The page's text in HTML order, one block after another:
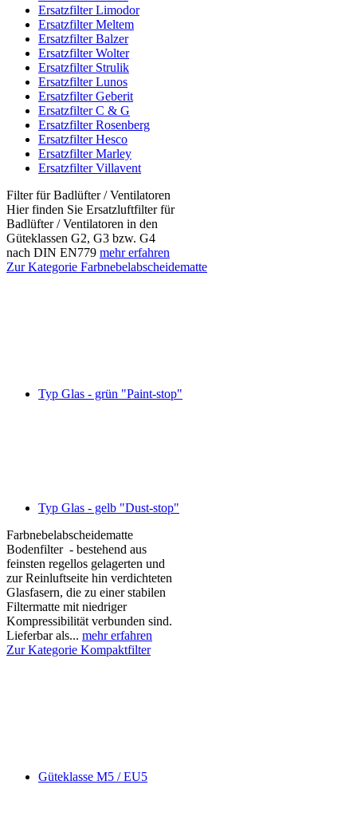
Ersatzfilter Limodor
Ersatzfilter Meltem
Ersatzfilter Balzer
Ersatzfilter Wolter
Ersatzfilter Strulik
Ersatzfilter Lunos
Ersatzfilter Geberit
Ersatzfilter C & G
Ersatzfilter Rosenberg
Ersatzfilter Hesco
Ersatzfilter Marley
Ersatzfilter Villavent
Filter für Badlüfter / Ventilatoren
Hier finden Sie Ersatzluftfilter für
Badlüfter / Ventilatoren in den
Güteklassen G2, G3 bzw. G4
nach DIN EN779 mehr erfahren
Zur Kategorie Farbnebelabscheidematte
Typ Glas - grün "Paint-stop"
Typ Glas - gelb "Dust-stop"
Farbnebelabscheidematte
Bodenfilter - bestehend aus
feinsten regellos gelagerten und
zur Reinluftseite hin verdichteten
Glasfasern, die zu einer stabilen
Filtermatte mit niedriger
Kompressibilität verbunden sind.
Lieferbar als... mehr erfahren
Zur Kategorie Kompaktfilter
Güteklasse M5 / EU5